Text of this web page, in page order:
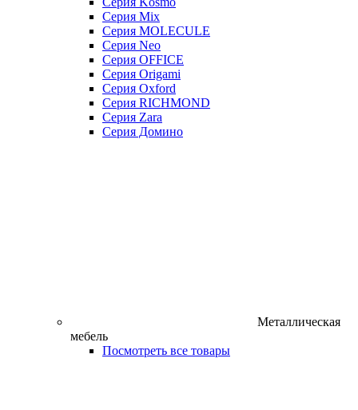
Серия Mix
Серия MOLECULE
Серия Neo
Серия OFFICE
Серия Origami
Серия Oxford
Серия RICHMOND
Серия Zara
Серия Домино
Металлическая
мебель
Посмотреть все товары